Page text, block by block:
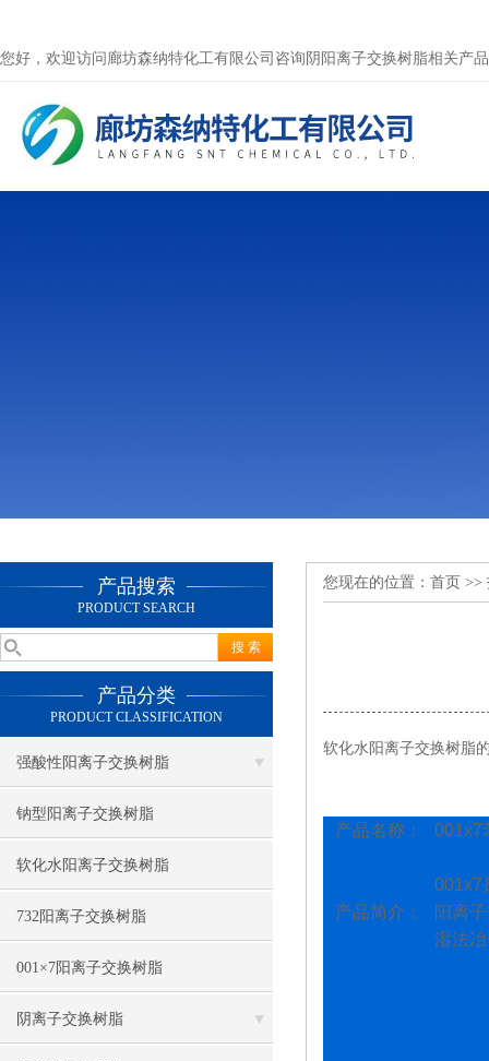
您好，欢迎访问廊坊森纳特化工有限公司咨询阴阳离子交换树脂相关产
产品搜索
PRODUCT SEARCH
产品分类
PRODUCT CLASSIFICATION
强酸性阳离子交换树脂
钠型阳离子交换树脂
软化水阳离子交换树脂
732阳离子交换树脂
001×7阳离子交换树脂
阴离子交换树脂
您现在的位置： 首页 >>
软化水阳离子交换树脂
产品名称： 001x7
产品简介：
001x7
阳离
湿法